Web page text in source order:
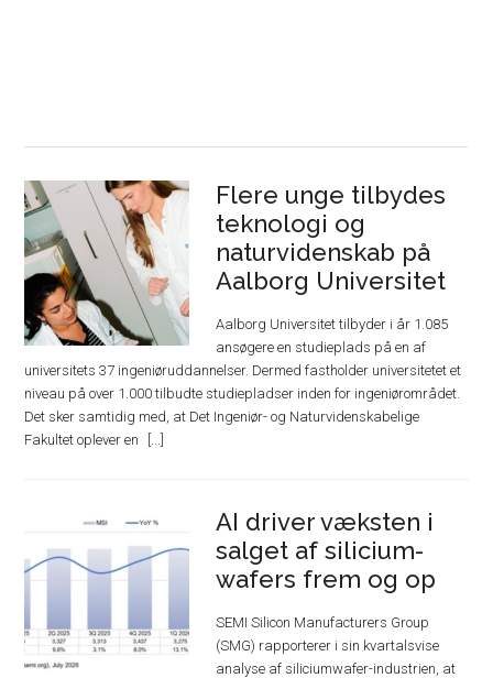
Flere unge tilbydes
teknologi og
naturvidenskab på
Aalborg Universitet
Aalborg Universitet tilbyder i år 1.085
ansøgere en studieplads på en af
universitets 37 ingeniøruddannelser. Dermed fastholder universitetet et
niveau på over 1.000 tilbudte studiepladser inden for ingeniørområdet.
Det sker samtidig med, at Det Ingeniør- og Naturvidenskabelige
Fakultet oplever en
AI driver væksten i
salget af silicium-
wafers frem og op
SEMI Silicon Manufacturers Group
(SMG) rapporterer i sin kvartalsvise
analyse af siliciumwafer-industrien, at